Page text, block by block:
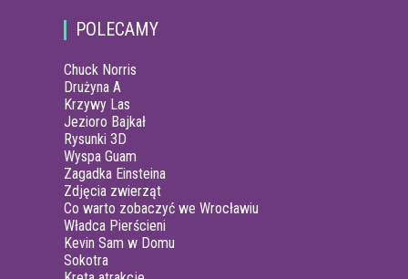
POLECAMY
Chuck Norris
Drużyna A
Krzywy Las
Jezioro Bajkał
Rysunki 3D
Wyspa Guam
Zagadka Einsteina
Zdjęcia zwierząt
Co warto zobaczyć we Wrocławiu
Władca Pierścieni
Kevin Sam w Domu
Sokotra